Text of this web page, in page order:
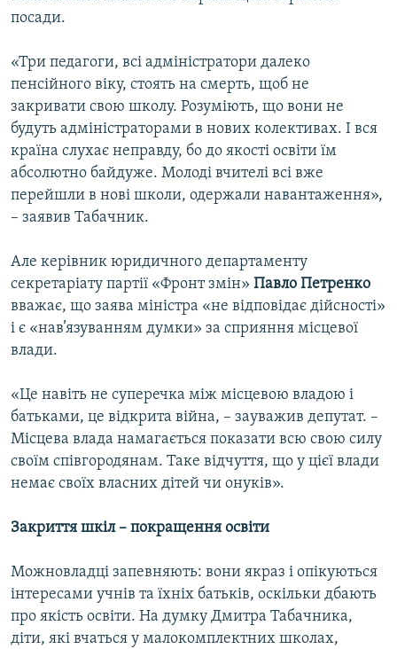
посади.
«Три педагоги, всі адміністратори далеко
пенсійного віку, стоять на смерть, щоб не
закривати свою школу. Розуміють, що вони не
будуть адміністраторами в нових колективах. І вся
країна слухає неправду, бо до якості освіти їм
абсолютно байдуже. Молоді вчителі всі вже
перейшли в нові школи, одержали навантаження»,
– заявив Табачник.
Але керівник юридичного департаменту
секретаріату партії «Фронт змін» Павло Петренко
вважає, що заява міністра «не відповідає дійсності»
і є «нав’язуванням думки» за сприяння місцевої
влади.
«Це навіть не суперечка між місцевою владою і
батьками, це відкрита війна, – зауважив депутат. –
Місцева влада намагається показати всю свою силу
своїм співгородянам. Таке відчуття, що у цієї влади
немає своїх власних дітей чи онуків».
Закриття шкіл – покращення освіти
Можновладці запевняють: вони якраз і опікуються
інтересами учнів та їхніх батьків, оскільки дбають
про якість освіти. На думку Дмитра Табачника,
діти, які вчаться у малокомплектних школах,